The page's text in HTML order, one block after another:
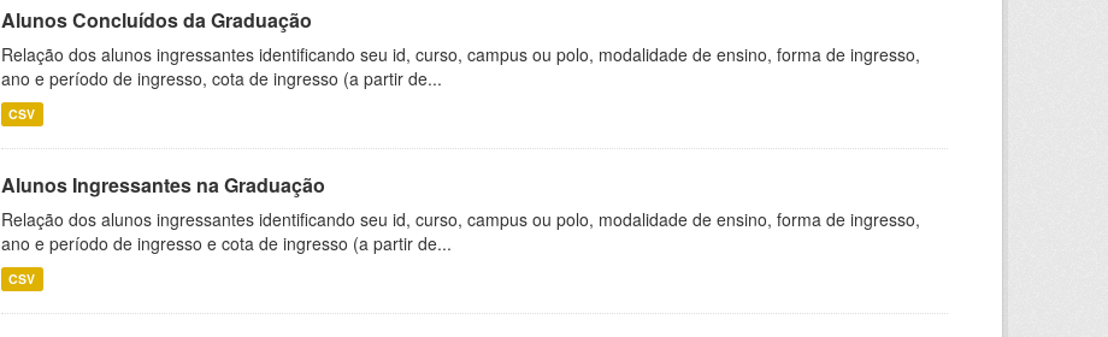
Alunos Concluídos da Graduação
Relação dos alunos ingressantes identificando seu id, curso, campus ou polo, modalidade de ensino, forma de ingresso,
ano e período de ingresso, cota de ingresso (a partir de...
CSV
Alunos Ingressantes na Graduação
Relação dos alunos ingressantes identificando seu id, curso, campus ou polo, modalidade de ensino, forma de ingresso,
ano e período de ingresso e cota de ingresso (a partir de...
CSV